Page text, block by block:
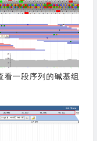
看一段序列的碱基组